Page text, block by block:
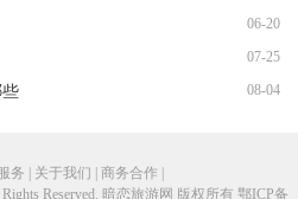
06-20
07-25
08-04
务 | 关于我们 | 商务合作 |
Reserved. 暗恋旅游网 版权所有 鄂ICP备